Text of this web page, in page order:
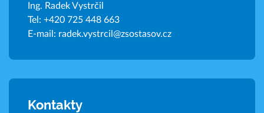
Ing. Radek Vystrčil
Tel: +420 725 448 663
E-mail: radek.vystrcil@zsostasov.cz
Kontakty